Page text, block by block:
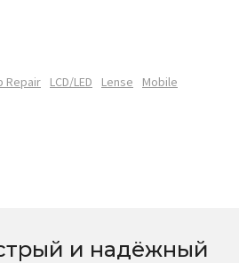
Repair LCD/LED Lense
Mobile
и надёжный